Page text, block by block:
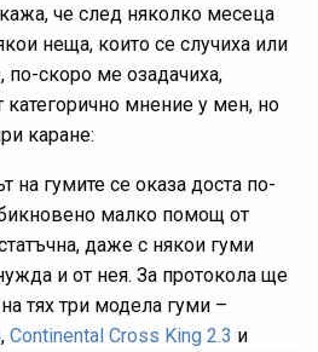
че след няколко месеца
неща, които се случиха или
по-скоро ме озадачиха,
мнение у мен, но
каране:
гумите се оказа доста по-
малко помощ от
даже с някои гуми
и от нея. За протокола ще
тях три модела гуми –
, Continental Cross King 2.3 и